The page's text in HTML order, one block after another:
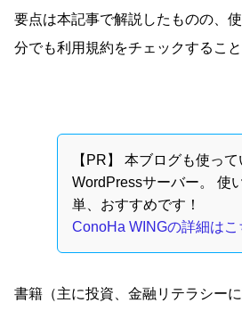
要点は本記事で解説したものの、
分でも利用規約をチェックすること
【PR】 本ブログも使っ
WordPressサーバー。 使
単、おすすめです！
ConoHa WINGの詳細はこ
書籍（主に投資、金融リテラシー